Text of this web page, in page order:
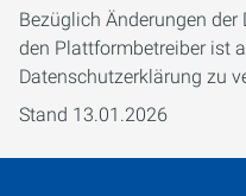
Bezüglich Änderungen
den Plattformbetreiber ist
Datenschutzerklärung zu
Stand 13.01.2026